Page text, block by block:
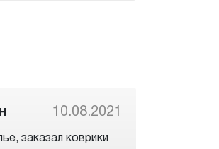
10.08.2021
заказал коврики